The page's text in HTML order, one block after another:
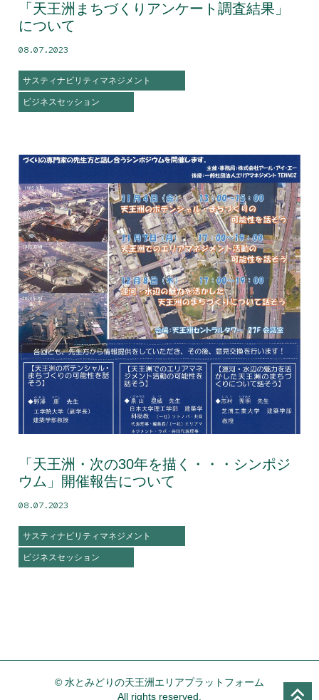
「天王洲まちづくりアンケート調査結果」
について
08.07.2023
サスティナビリティマネジメント
ビジネスセッション
「天王洲・次の30年を描く・・・シンポジ
ウム」開催報告について
08.07.2023
サスティナビリティマネジメント
ビジネスセッション
© 水とみどりの天王洲エリアプラットフォーム
All rights reserved.